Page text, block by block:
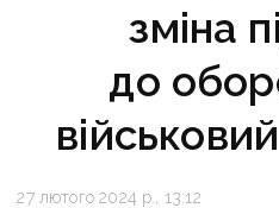
зміна
до
27 лютого 2024 р., 13:12